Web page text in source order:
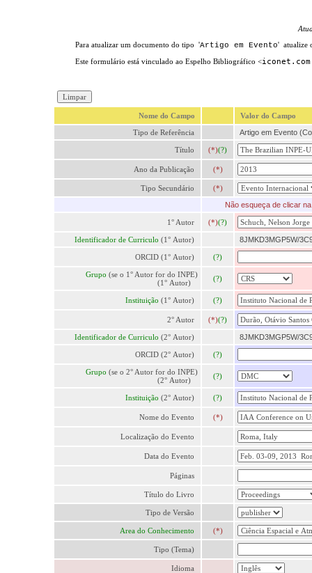
Para atualizar um documento do tipo 'Artigo em Evento' atualize
Este formulário está vinculado ao Espelho Bibliográfico <
Nome do Campo
Valor do Campo
Tipo de Referência
Artigo em Evento
Título (*)(?)
Ano da Publicação (*)
Tipo Secundário
(*)
Não esqueça de clicar
1° Autor (*)(?)
Identificador de Curriculo (1° Autor) 8JMKD3MGP5W/
ORCID (1° Autor) (?)
Grupo (se o 1° Autor for do INPE)
(1° Autor)
(?)
Instituição (1° Autor) (?)
2° Autor (*)(?)
Identificador de Curriculo (2° Autor) 8JMKD3MGP5W/
ORCID (2° Autor) (?)
Grupo (se o 2° Autor for do INPE)
(2° Autor)
(?)
Instituição (2° Autor) (?)
Nome do Evento (*)
Localização do Evento
Data do Evento
Páginas
Título do Livro
Tipo de Versão
Area do Conhecimento (*)
Tipo (Tema)
Idioma